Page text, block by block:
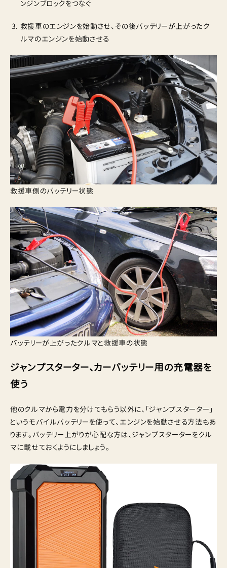
ンジンブロックをつなぐ
救援車のエンジンを始動させ、その後バッテリーが上がったク
ルマのエンジンを始動させる
救援車側のバッテリー状態
バッテリーが上がったクルマと救援車の状態
ジャンプスターター、カーバッテリー用の充電器を
使う
他のクルマから電力を分けてもらう以外に、「ジャンプスターター」
というモバイルバッテリーを使って、エンジンを始動させる方法もあ
ります。バッテリー上がりが心配な方は、ジャンプスターターをクル
マに載せておくようにしましょう。